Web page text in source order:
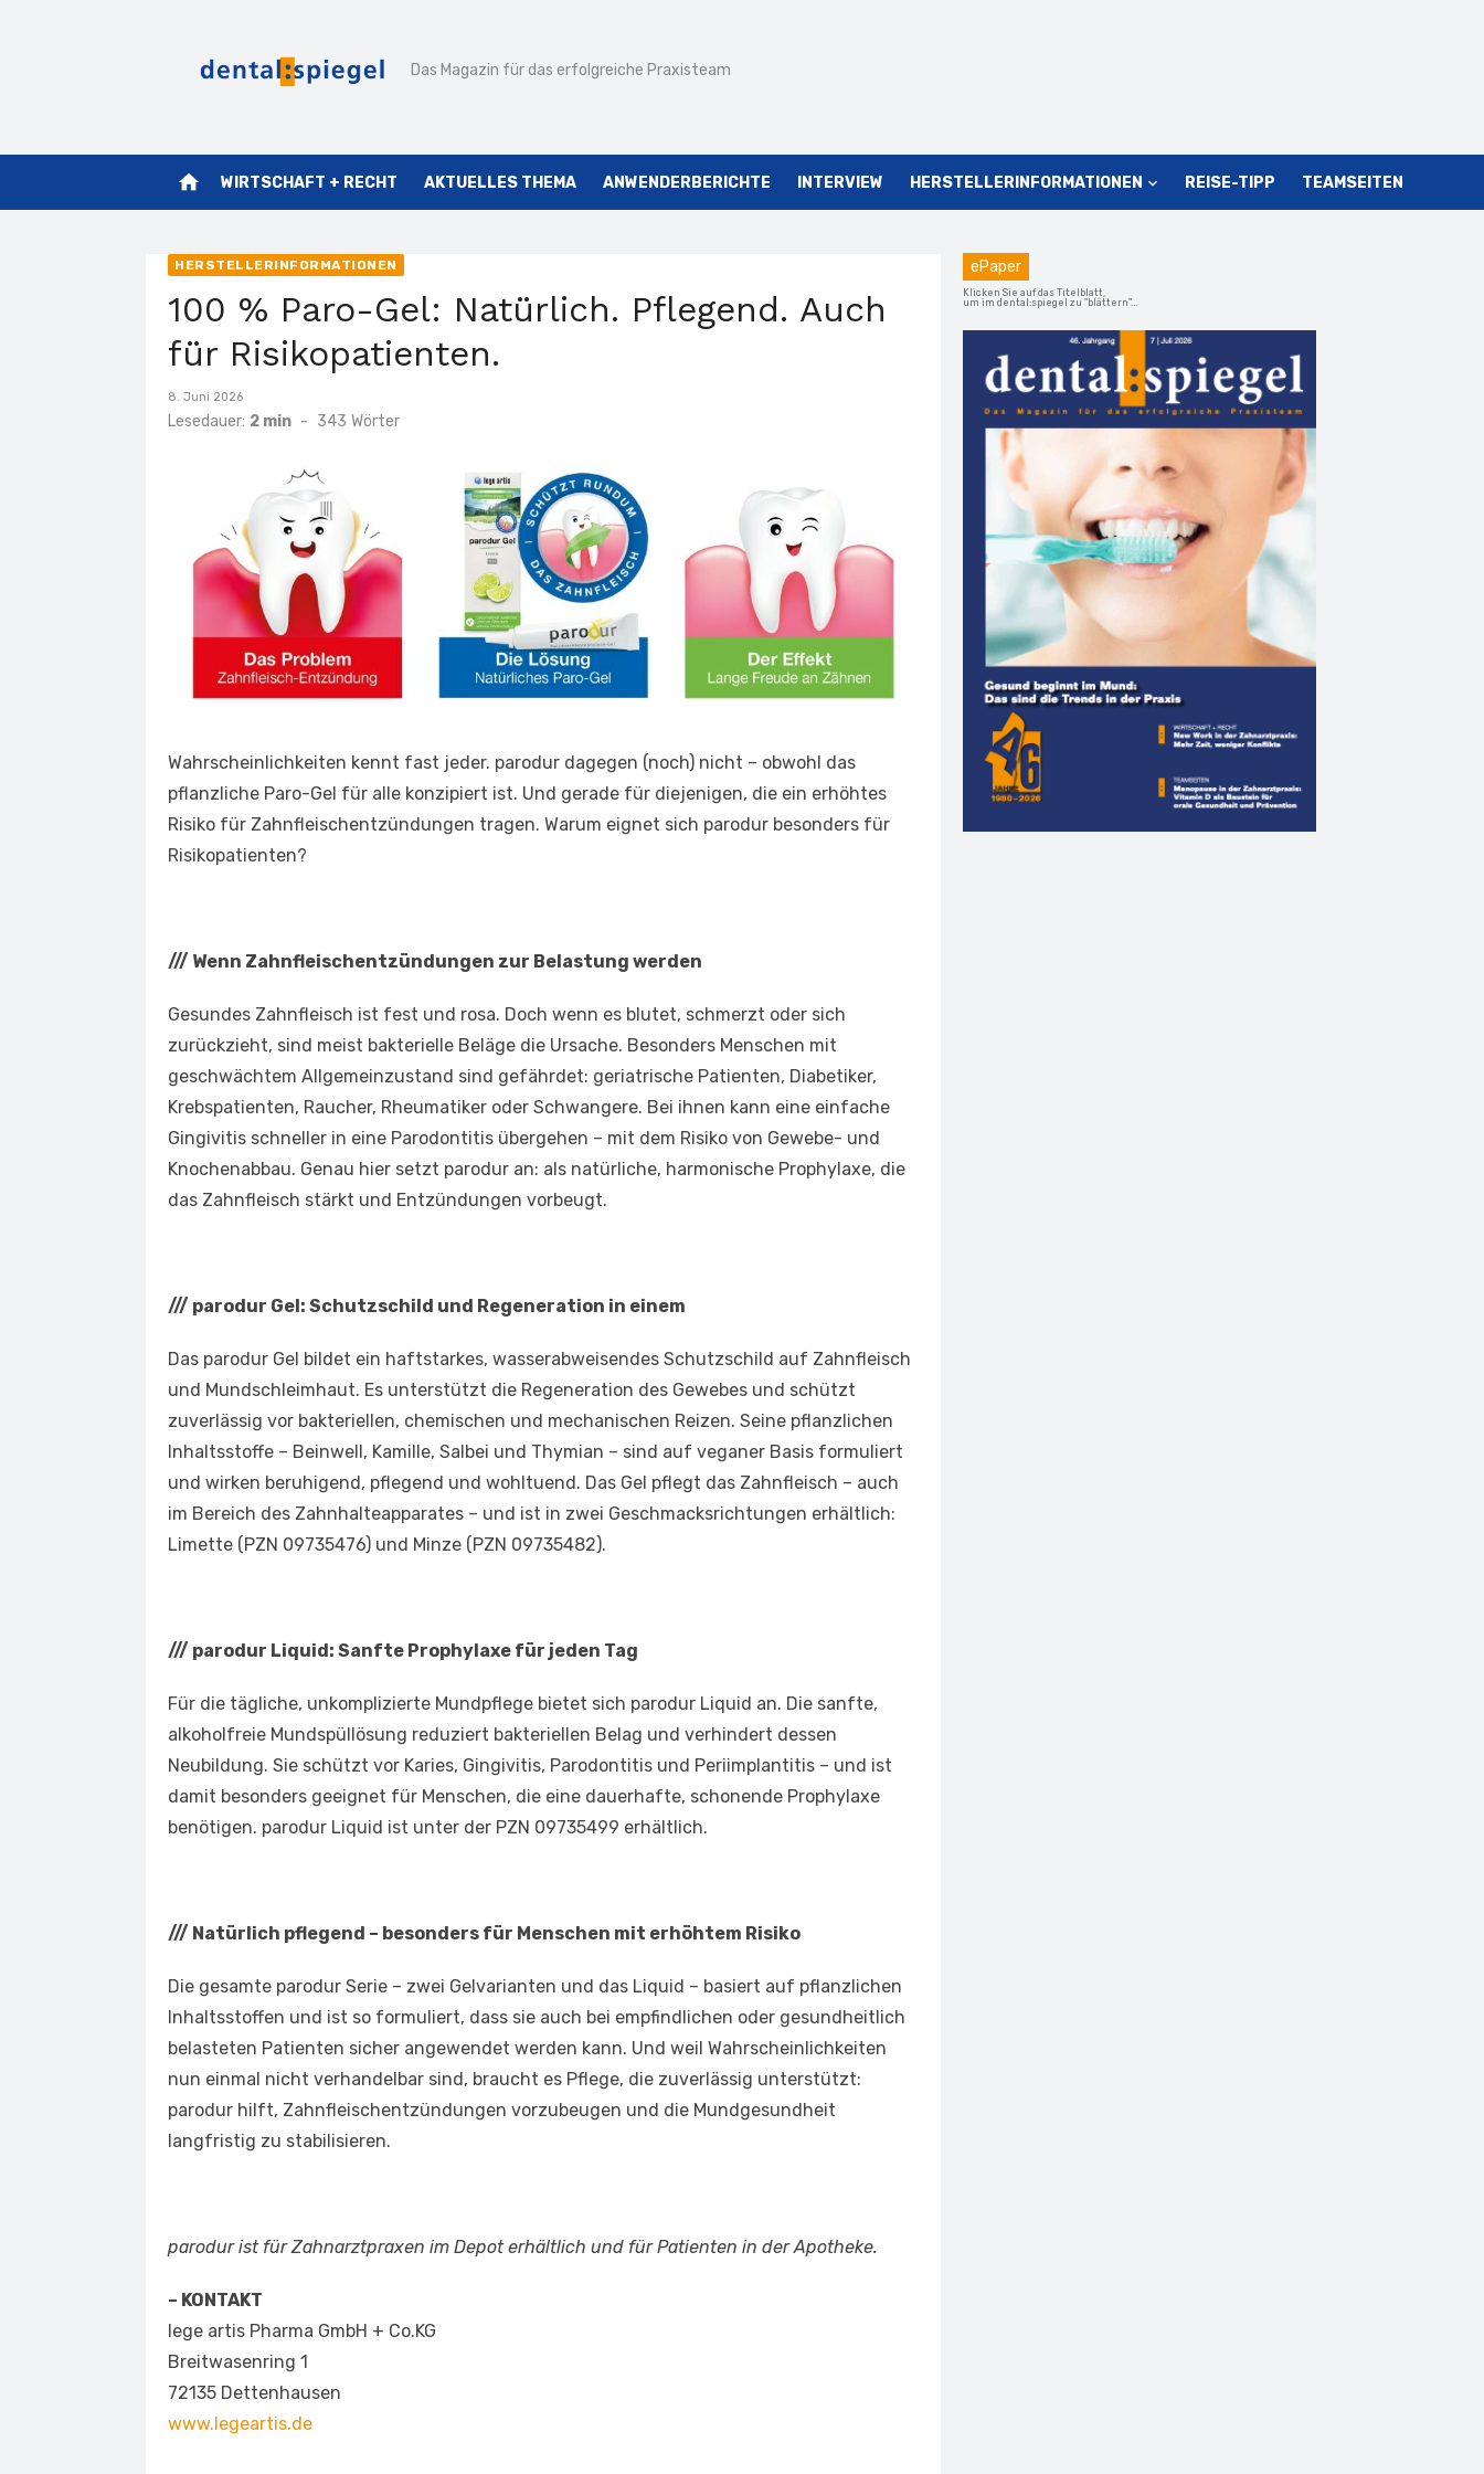
Das Magazin für das erfolgreiche Praxisteam
home WIRTSCHAFT + RECHT AKTUELLES THEMA ANWENDERBERICHTE INTERVIEW HERSTELLERINFORMATIONEN REISE-TIPP TEAMSEITEN
HERSTELLERINFORMATIONEN
100 % Paro-Gel: Natürlich. Pflegend. Auch
für Risikopatienten.
Veröffentlicht
am
8. Juni 2026
Lesedauer: 2 min - 343 Wörter
Wahrscheinlichkeiten kennt fast jeder. parodur dagegen (noch) nicht – obwohl das
pflanzliche Paro-Gel für alle konzipiert ist. Und gerade für diejenigen, die ein erhöhtes
Risiko für Zahnfleischentzündungen tragen. Warum eignet sich parodur besonders für
Risikopatienten?
/// Wenn Zahnfleischentzündungen zur Belastung werden
Gesundes Zahnfleisch ist fest und rosa. Doch wenn es blutet, schmerzt oder sich
zurückzieht, sind meist bakterielle Beläge die Ursache. Besonders Menschen mit
geschwächtem Allgemeinzustand sind gefährdet: geriatrische Patienten, Diabetiker,
Krebspatienten, Raucher, Rheumatiker oder Schwangere. Bei ihnen kann eine einfache
Gingivitis schneller in eine Parodontitis übergehen – mit dem Risiko von Gewebe- und
Knochenabbau. Genau hier setzt parodur an: als natürliche, harmonische Prophylaxe, die
das Zahnfleisch stärkt und Entzündungen vorbeugt.
/// parodur Gel: Schutzschild und Regeneration in einem
Das parodur Gel bildet ein haftstarkes, wasserabweisendes Schutzschild auf Zahnfleisch
und Mundschleimhaut. Es unterstützt die Regeneration des Gewebes und schützt
zuverlässig vor bakteriellen, chemischen und mechanischen Reizen. Seine pflanzlichen
Inhaltsstoffe – Beinwell, Kamille, Salbei und Thymian – sind auf veganer Basis formuliert
und wirken beruhigend, pflegend und wohltuend. Das Gel pflegt das Zahnfleisch – auch
im Bereich des Zahnhalteapparates – und ist in zwei Geschmacksrichtungen erhältlich:
Limette (PZN 09735476) und Minze (PZN 09735482).
/// parodur Liquid: Sanfte Prophylaxe für jeden Tag
Für die tägliche, unkomplizierte Mundpflege bietet sich parodur Liquid an. Die sanfte,
alkoholfreie Mundspüllösung reduziert bakteriellen Belag und verhindert dessen
Neubildung. Sie schützt vor Karies, Gingivitis, Parodontitis und Periimplantitis – und ist
damit besonders geeignet für Menschen, die eine dauerhafte, schonende Prophylaxe
benötigen. parodur Liquid ist unter der PZN 09735499 erhältlich.
/// Natürlich pflegend – besonders für Menschen mit erhöhtem Risiko
Die gesamte parodur Serie – zwei Gelvarianten und das Liquid – basiert auf pflanzlichen
Inhaltsstoffen und ist so formuliert, dass sie auch bei empfindlichen oder gesundheitlich
belasteten Patienten sicher angewendet werden kann. Und weil Wahrscheinlichkeiten
nun einmal nicht verhandelbar sind, braucht es Pflege, die zuverlässig unterstützt:
parodur hilft, Zahnfleischentzündungen vorzubeugen und die Mundgesundheit
langfristig zu stabilisieren.
parodur ist für Zahnarztpraxen im Depot erhältlich und für Patienten in der Apotheke.
– KONTAKT
lege artis Pharma GmbH + Co.KG
Breitwasenring 1
72135 Dettenhausen
www.legeartis.de
ePaper
Klicken Sie auf das Titelblatt,
um im dental:spiegel zu "blättern"...